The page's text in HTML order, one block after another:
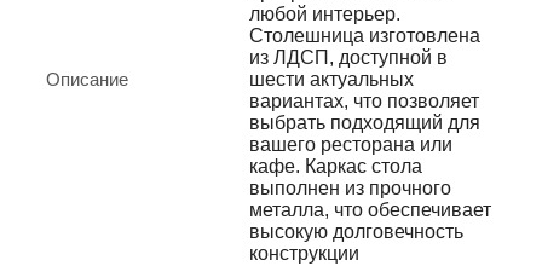
Описание
любой интерьер.
Столешница изготовлена
из ЛДСП, доступной в
шести актуальных
вариантах, что позволяет
выбрать подходящий для
вашего ресторана или
кафе. Каркас стола
выполнен из прочного
металла, что обеспечивает
высокую долговечность
конструкции